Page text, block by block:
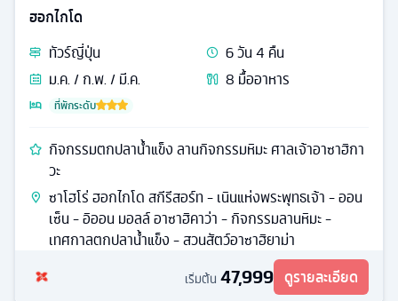
ฮอกไกโด
ทัวร์ญี่ปุ่น 6วัน4 คืน
ม.ค. / ก.พ. / มี.ค.
8 มื้ออาหาร
ที่พักระดับ
กิจกรรมตกปลาน้ำแข็ง ลานกิจกรรมหิมะ ศาลเจ้าอาซาฮิกา
วะ
ซาโฮโร่ ฮอกไกโด สกีรีสอร์ท - เนินแห่งพระพุทธเจ้า - ออน
เซ็น - อิออน มอลล์ อาซาฮิคาว่า - กิจกรรมลานหิมะ -
เทศกาลตกปลาน้ำแข็ง - สวนสัตว์อาซาฮิยาม่า
เริ่มต้น 47,999 ดูรายละเอียด